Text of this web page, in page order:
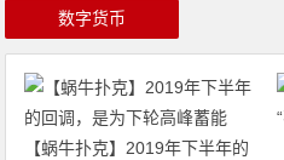
数字货币
【蜗牛扑克】2019年下半年的